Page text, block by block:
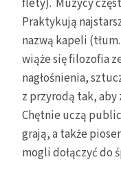
flety). Muzycy
Praktykują
nazwą kapeli
wiąże się filozofia
nagłośnienia,
z przyrodą tak, aby
Chętnie uczą
grają, a także
mogli dołączyć do